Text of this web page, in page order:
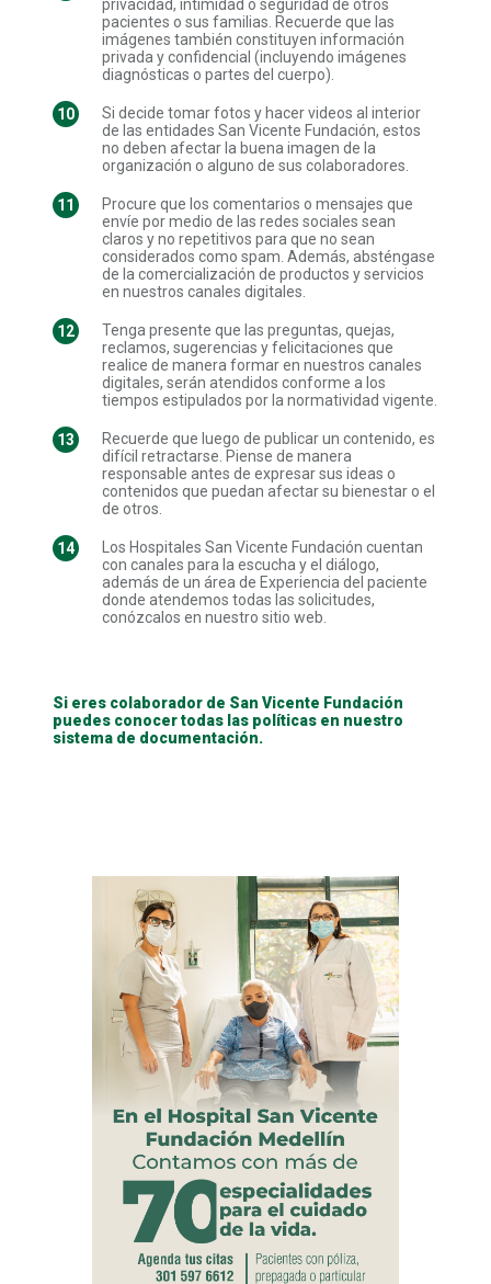
privacidad, intimidad o seguridad de otros
pacientes o sus familias. Recuerde que las
imágenes también constituyen información
privada y confidencial (incluyendo imágenes
diagnósticas o partes del cuerpo).
Si decide tomar fotos y hacer videos al interior
de las entidades San Vicente Fundación, estos
no deben afectar la buena imagen de la
organización o alguno de sus colaboradores.
Procure que los comentarios o mensajes que
envíe por medio de las redes sociales sean
claros y no repetitivos para que no sean
considerados como spam. Además, absténgase
de la comercialización de productos y servicios
en nuestros canales digitales.
Tenga presente que las preguntas, quejas,
reclamos, sugerencias y felicitaciones que
realice de manera formar en nuestros canales
digitales, serán atendidos conforme a los
tiempos estipulados por la normatividad vigente.
Recuerde que luego de publicar un contenido, es
difícil retractarse. Piense de manera
responsable antes de expresar sus ideas o
contenidos que puedan afectar su bienestar o el
de otros.
Los Hospitales San Vicente Fundación cuentan
con canales para la escucha y el diálogo,
además de un área de Experiencia del paciente
donde atendemos todas las solicitudes,
conózcalos en nuestro sitio web.
Si eres colaborador de San Vicente Fundación
puedes conocer todas las políticas en nuestro
sistema de documentación.